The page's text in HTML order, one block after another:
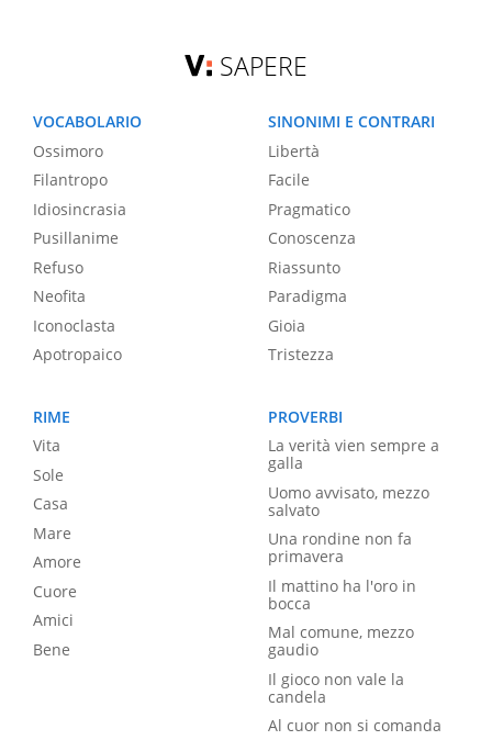
SAPERE
VOCABOLARIO
Ossimoro
Filantropo
Idiosincrasia
Pusillanime
Refuso
Neofita
Iconoclasta
Apotropaico
SINONIMI E CONTRARI
Libertà
Facile
Pragmatico
Conoscenza
Riassunto
Paradigma
Gioia
Tristezza
RIME
Vita
Sole
Casa
Mare
Amore
Cuore
Amici
Bene
PROVERBI
La verità vien sempre a
galla
Uomo avvisato, mezzo
salvato
Una rondine non fa
primavera
Il mattino ha l'oro in
bocca
Mal comune, mezzo
gaudio
Il gioco non vale la
candela
Al cuor non si comanda